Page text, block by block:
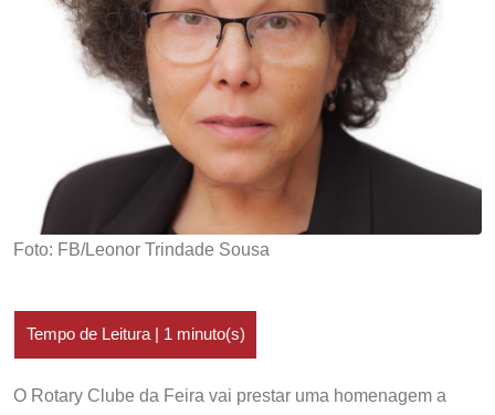
Foto: FB/Leonor Trindade Sousa
O Rotary Clube da Feira vai prestar uma homenagem a